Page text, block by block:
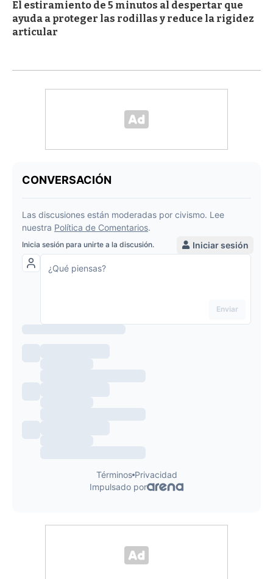
El estiramiento de 5 minutos al despertar que
ayuda a proteger las rodillas y reduce la rigidez
articular